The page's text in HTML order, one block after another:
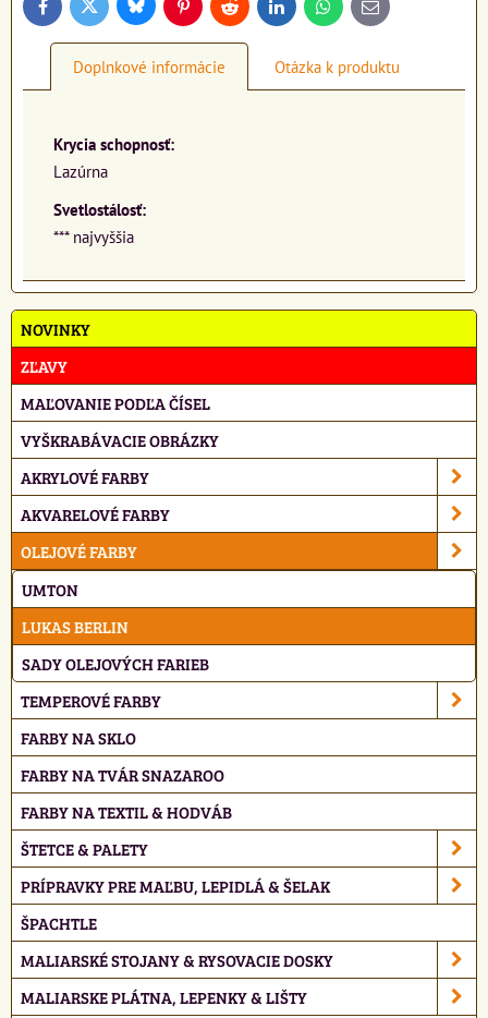
FacebookTwitter BlueskyPinterestReddit LinkedInWhatsApp
E-
mail
Doplnkové informácie Otázka k produktu
Krycia schopnosť:
Lazúrna
Svetlostálosť:
*** najvyššia
NOVINKY
ZĽAVY
MAĽOVANIE PODĽA ČÍSEL
VYŠKRABÁVACIE OBRÁZKY
AKRYLOVÉ FARBY
AKVARELOVÉ FARBY
OLEJOVÉ FARBY
UMTON
LUKAS BERLIN
SADY OLEJOVÝCH FARIEB
TEMPEROVÉ FARBY
FARBY NA SKLO
FARBY NA TVÁR SNAZAROO
FARBY NA TEXTIL & HODVÁB
ŠTETCE & PALETY
PRÍPRAVKY PRE MAĽBU, LEPIDLÁ & ŠELAK
ŠPACHTLE
MALIARSKÉ STOJANY & RYSOVACIE DOSKY
MALIARSKE PLÁTNA, LEPENKY & LIŠTY